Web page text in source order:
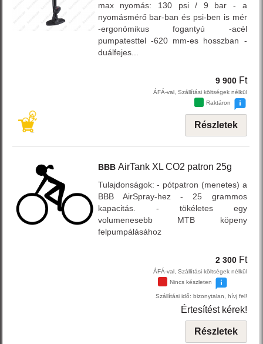
max nyomás: 130 psi / 9 bar - a
nyomásmérő bar-ban és psi-ben is mér
-ergonómikus fogantyú -acél
pumpatesttel -620 mm-es hosszban -
duálfejes...
9 900 Ft
ÁFÁ-val, Szállítási költségek nélkül
Raktáron
Részletek
BBB AirTank XL CO2 patron 25g
Tulajdonságok: - pótpatron (menetes) a
BBB AirSpray-hez - 25 grammos
kapacitás. - tökéletes egy
volumenesebb MTB köpeny
felpumpálásához
2 300 Ft
ÁFÁ-val, Szállítási költségek nélkül
Nincs készleten
Szállítási idő: bizonytalan, hívj fel!
Értesítést kérek!
Részletek